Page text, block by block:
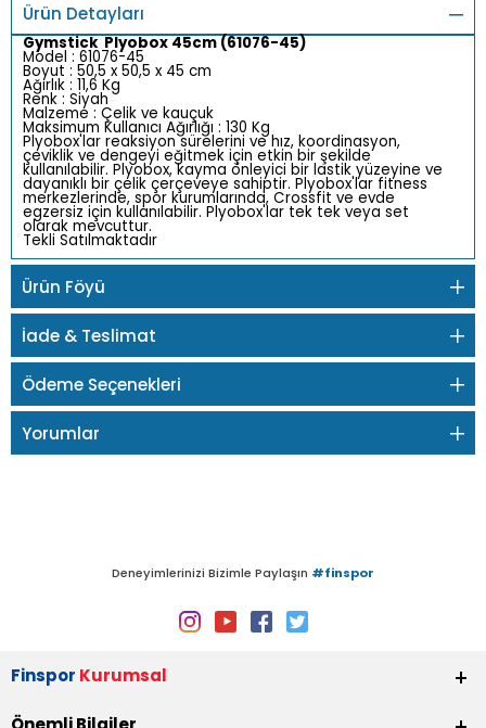
Ürün Detayları
Gymstick Plyobox 45cm (61076-45)
Model : 61076-45
Boyut : 50,5 x 50,5 x 45 cm
Ağırlık : 11,6 Kg
Renk : Siyah
Malzeme : Çelik ve kauçuk
Maksimum Kullanıcı Ağırlığı : 130 Kg
Plyobox'lar reaksiyon sürelerini ve hız, koordinasyon,
çeviklik ve dengeyi eğitmek için etkin bir şekilde
kullanılabilir. Plyobox, kayma önleyici bir lastik yüzeyine ve
dayanıklı bir çelik çerçeveye sahiptir. Plyobox'lar fitness
merkezlerinde, spor kurumlarında, Crossfit ve evde
egzersiz için kullanılabilir. Plyobox'lar tek tek veya set
olarak mevcuttur.
Tekli Satılmaktadır
Ürün Föyü
İade & Teslimat
Ödeme Seçenekleri
Yorumlar
Deneyimlerinizi Bizimle Paylaşın #finspor
Finspor Kurumsal